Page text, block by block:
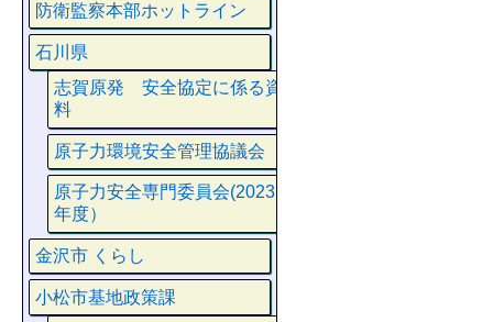
防衛監察本部ホットライン
石川県
志賀原発 安全協定に係る資
料
原子力環境安全管理協議会
原子力安全専門委員会(2023
年度）
金沢市 くらし
小松市基地政策課